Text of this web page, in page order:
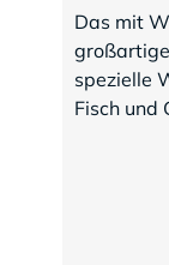
Das mit
spezielle
Fisch und